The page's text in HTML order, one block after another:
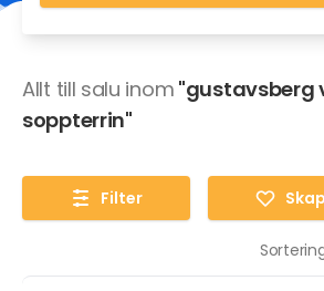
Allt till salu inom "gustavsberg
soppterrin"
Filter